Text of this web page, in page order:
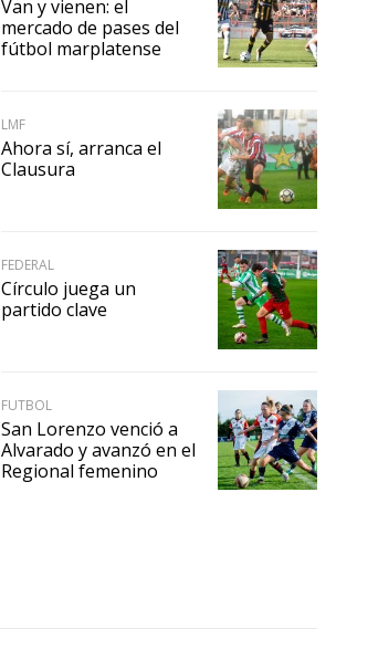
Van y vienen: el
mercado de pases del
fútbol marplatense
LMF
Ahora sí, arranca el
Clausura
FEDERAL
Círculo juega un
partido clave
FUTBOL
San Lorenzo venció a
Alvarado y avanzó en el
Regional femenino